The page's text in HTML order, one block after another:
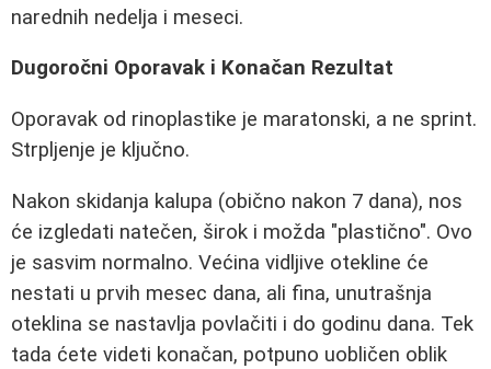
narednih nedelja i meseci.
Dugoročni Oporavak i Konačan Rezultat
Oporavak od rinoplastike je maratonski, a ne sprint.
Strpljenje je ključno.
Nakon skidanja kalupa (obično nakon 7 dana), nos
će izgledati natečen, širok i možda "plastično". Ovo
je sasvim normalno. Većina vidljive otekline će
nestati u prvih mesec dana, ali fina, unutrašnja
oteklina se nastavlja povlačiti i do godinu dana. Tek
tada ćete videti konačan, potpuno uobličen oblik